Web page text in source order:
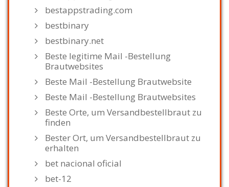
bestappstrading.com
bestbinary
bestbinary.net
Beste legitime Mail -Bestellung
Brautwebsites
Beste Mail -Bestellung Brautwebsite
Beste Mail -Bestellung Brautwebsites
Beste Orte, um Versandbestellbraut zu
finden
Bester Ort, um Versandbestellbraut zu
erhalten
bet nacional oficial
bet-12